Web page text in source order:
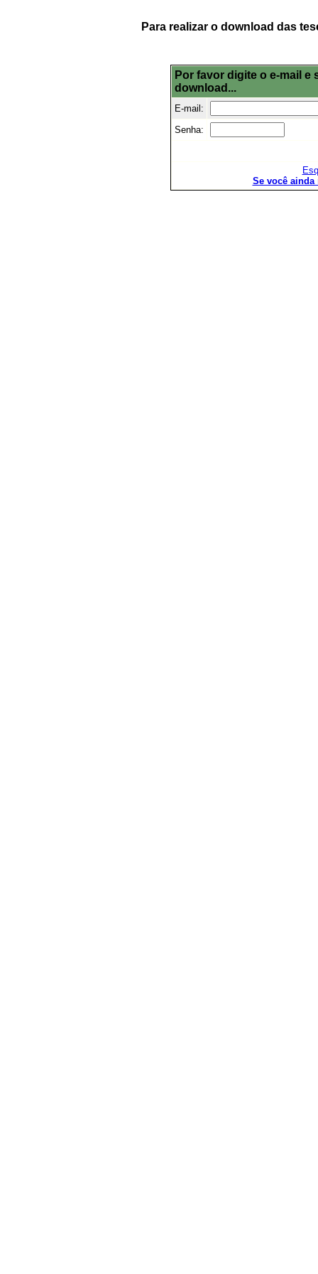
Para realizar o download das
Por favor digite o e-mail
download...
E-mail:
Senha:
Se você